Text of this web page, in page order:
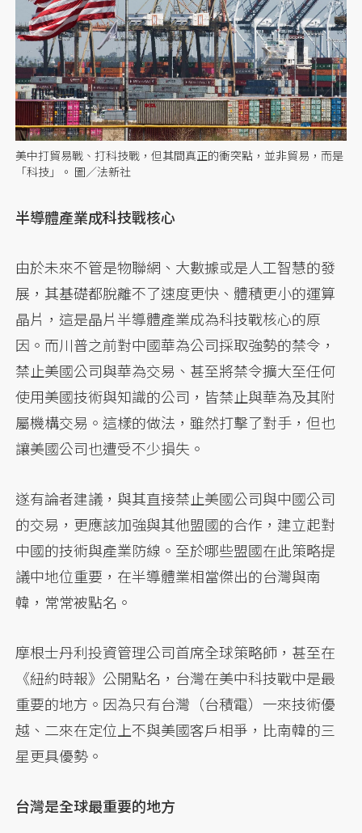
美中打貿易戰、打科技戰，但其間真正的衝突點，並非貿易，而是
「科技」。 圖／法新社
半導體產業成科技戰核心
由於未來不管是物聯網、大數據或是人工智慧的發
展，其基礎都脫離不了速度更快、體積更小的運算
晶片，這是晶片半導體產業成為科技戰核心的原
因。而川普之前對中國華為公司採取強勢的禁令，
禁止美國公司與華為交易、甚至將禁令擴大至任何
使用美國技術與知識的公司，皆禁止與華為及其附
屬機構交易。這樣的做法，雖然打擊了對手，但也
讓美國公司也遭受不少損失。
遂有論者建議，與其直接禁止美國公司與中國公司
的交易，更應該加強與其他盟國的合作，建立起對
中國的技術與產業防線。至於哪些盟國在此策略提
議中地位重要，在半導體業相當傑出的台灣與南
韓，常常被點名。
摩根士丹利投資管理公司首席全球策略師，甚至在
《紐約時報》公開點名，台灣在美中科技戰中是最
重要的地方。因為只有台灣（台積電）一來技術優
越、二來在定位上不與美國客戶相爭，比南韓的三
星更具優勢。
台灣是全球最重要的地方